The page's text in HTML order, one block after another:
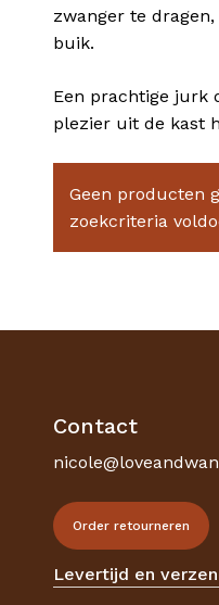
zwanger te
buik.
Een prachtige jurk
plezier uit de kast
Geen producten
zoekcriteria
Contact
Order retourneren
Levertijd en